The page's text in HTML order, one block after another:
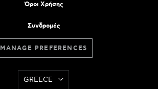
Όροι Χρήσης
Συνδρομές
MANAGE PREFERENCES
GREECE